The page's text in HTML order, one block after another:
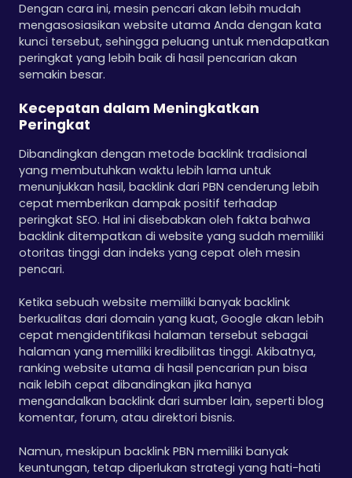
Dengan cara ini, mesin pencari akan lebih mudah
mengasosiasikan website utama Anda dengan kata
kunci tersebut, sehingga peluang untuk mendapatkan
peringkat yang lebih baik di hasil pencarian akan
semakin besar.
Kecepatan dalam Meningkatkan
Peringkat
Dibandingkan dengan metode backlink tradisional
yang membutuhkan waktu lebih lama untuk
menunjukkan hasil, backlink dari PBN cenderung lebih
cepat memberikan dampak positif terhadap
peringkat SEO. Hal ini disebabkan oleh fakta bahwa
backlink ditempatkan di website yang sudah memiliki
otoritas tinggi dan indeks yang cepat oleh mesin
pencari.
Ketika sebuah website memiliki banyak backlink
berkualitas dari domain yang kuat, Google akan lebih
cepat mengidentifikasi halaman tersebut sebagai
halaman yang memiliki kredibilitas tinggi. Akibatnya,
ranking website utama di hasil pencarian pun bisa
naik lebih cepat dibandingkan jika hanya
mengandalkan backlink dari sumber lain, seperti blog
komentar, forum, atau direktori bisnis.
Namun, meskipun backlink PBN memiliki banyak
keuntungan, tetap diperlukan strategi yang hati-hati